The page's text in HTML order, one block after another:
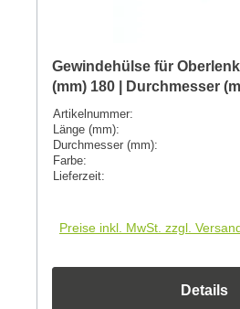
Gewindehülse für
(mm) 180 | Durchmesser
Artikelnummer:
Länge (mm):
Durchmesser (mm):
Farbe:
Lieferzeit:
Preise inkl. MwSt. zzgl.
Details